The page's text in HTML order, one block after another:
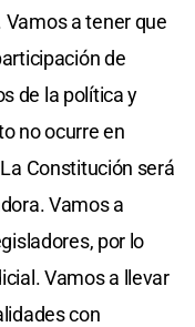
a tener que
de
de la política y
no ocurre en
Constitución será
Vamos a
por lo
Vamos a llevar
con